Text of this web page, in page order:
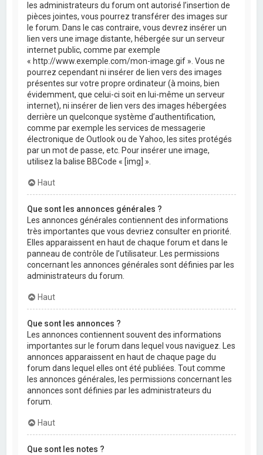
les administrateurs du forum ont autorisé l’insertion de
pièces jointes, vous pourrez transférer des images sur
le forum. Dans le cas contraire, vous devrez insérer un
lien vers une image distante, hébergée sur un serveur
internet public, comme par exemple
« http://www.exemple.com/mon-image.gif ». Vous ne
pourrez cependant ni insérer de lien vers des images
présentes sur votre propre ordinateur (à moins, bien
évidemment, que celui-ci soit en lui-même un serveur
internet), ni insérer de lien vers des images hébergées
derrière un quelconque système d’authentification,
comme par exemple les services de messagerie
électronique de Outlook ou de Yahoo, les sites protégés
par un mot de passe, etc. Pour insérer une image,
utilisez la balise BBCode « [img] ».
Haut
Que sont les annonces générales ?
Les annonces générales contiennent des informations
très importantes que vous devriez consulter en priorité.
Elles apparaissent en haut de chaque forum et dans le
panneau de contrôle de l’utilisateur. Les permissions
concernant les annonces générales sont définies par les
administrateurs du forum.
Haut
Que sont les annonces ?
Les annonces contiennent souvent des informations
importantes sur le forum dans lequel vous naviguez. Les
annonces apparaissent en haut de chaque page du
forum dans lequel elles ont été publiées. Tout comme
les annonces générales, les permissions concernant les
annonces sont définies par les administrateurs du
forum.
Haut
Que sont les notes ?